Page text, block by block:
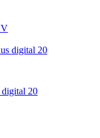
digital 20